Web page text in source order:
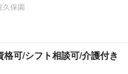
久保園
格可/シフト相談可/介護付き